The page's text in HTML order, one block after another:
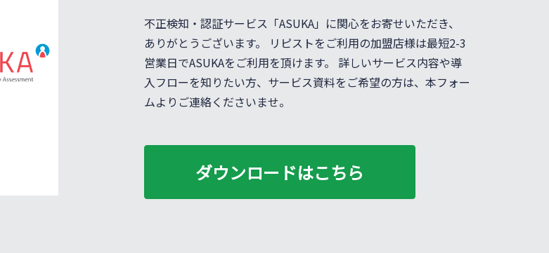
不正検知・認証サービス「ASUKA」に関心をお寄せいただき、
ありがとうございます。 リピストをご利用の加盟店様は最短2-3
営業日でASUKAをご利用を頂けます。 詳しいサービス内容や導
入フローを知りたい方、サービス資料をご希望の方は、本フォー
ムよりご連絡くださいませ。
ダウンロードはこちら